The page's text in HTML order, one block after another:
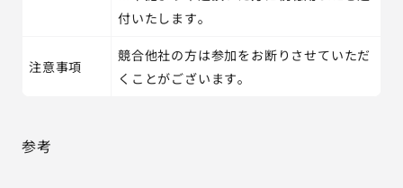
付いたします。
注意事項
競合他社の方は参加をお断りさせていただ
くことがございます。
参考